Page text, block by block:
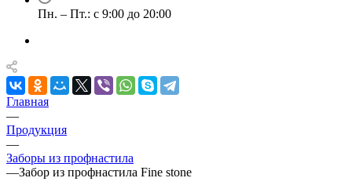
Пн. – Пт.: с 9:00 до 20:00
Главная
—
Продукция
—
Заборы из профнастила
—Забор из профнастила Fine stone